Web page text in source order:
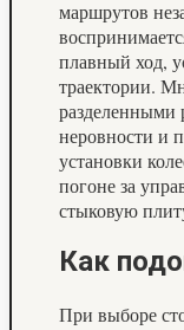
маршрутов
плавный ход,
траектории.
разделенными
неровности и
установки
погоне за
стыковую
Как
При выборе